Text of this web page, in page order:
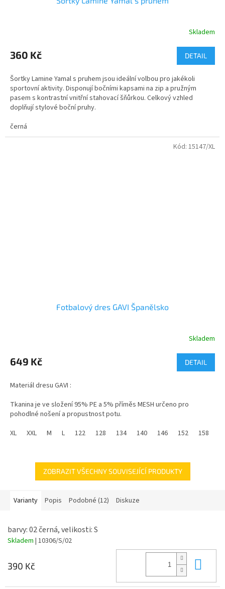
produktu
je
z
5
hvězdiček.
Skladem
360 Kč DETAIL
Šortky Lamine Yamal s pruhem jsou ideální volbou pro jakékoli
sportovní aktivity. Disponují bočními kapsami na zip a pružným
pasem s kontrastní vnitřní stahovací šňůrkou. Celkový vzhled
doplňují stylové boční pruhy.
Velikost
Minimální odběr:1 ks
černá
Fotbalový dres GAVI Španělsko
produktu
je
z
hvězdiček.
Skladem
649 Kč DETAIL
Materiál dresu GAVI :
Tkanina je ve složení 95% PE a 5% příměs MESH určeno pro
pohodlné nošení a propustnost potu.
Dres GAVI Španělsko je ikonickým kouskem, který reprezentuje
XL XXL M L 122 128 134 140 146 152 158
Kód: 15147/XL
ZOBRAZIT VŠECHNY SOUVISEJÍCÍ PRODUKTY
Varianty Popis Podobné (12) Diskuze
barvy: 02 černá, velikosti: S
Skladem | 10306/S/02
390 Kč